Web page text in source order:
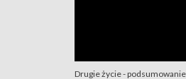
Drugie życie -